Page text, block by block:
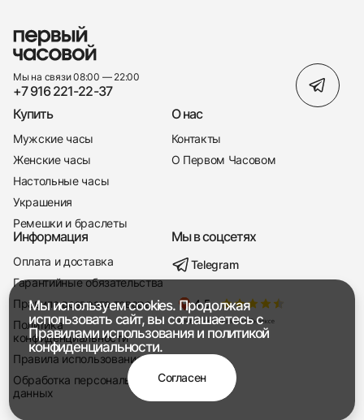
+7 916 221-22-37
Мы насвязи 08:00 — 19:00
Мы на связи 08:00 — 22:00
+7 916 221-22-37
Купить
Мужские часы
Женские часы
Настольные часы
Украшения
Ремешки и браслеты
О нас
Контакты
О Первом Часовом
Информация
Оплата и доставка
Гарантийные обязательства
Правила возврата товара
Политика
конфиденциальности
Правила использования
Обработка персональных
данных
Мы в соцсетях
Telegram
Мы используем cookies. Продолжая
использовать сайт, вы соглашаетесь с
Правилами использованияи политикой
конфиденциальности.
Согласен